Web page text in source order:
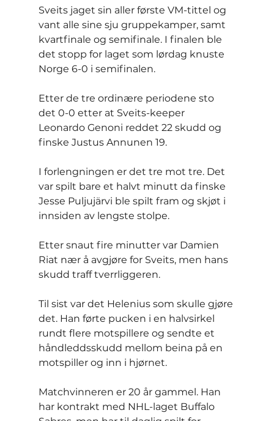
Sveits jaget sin aller første VM-tittel og
vant alle sine sju gruppekamper, samt
kvartfinale og semifinale. I finalen ble
det stopp for laget som lørdag knuste
Norge 6-0 i semifinalen.
Etter de tre ordinære periodene sto
det 0-0 etter at Sveits-keeper
Leonardo Genoni reddet 22 skudd og
finske Justus Annunen 19.
I forlengningen er det tre mot tre. Det
var spilt bare et halvt minutt da finske
Jesse Puljujärvi ble spilt fram og skjøt i
innsiden av lengste stolpe.
Etter snaut fire minutter var Damien
Riat nær å avgjøre for Sveits, men hans
skudd traff tverrliggeren.
Til sist var det Helenius som skulle gjøre
det. Han førte pucken i en halvsirkel
rundt flere motspillere og sendte et
håndleddsskudd mellom beina på en
motspiller og inn i hjørnet.
Matchvinneren er 20 år gammel. Han
har kontrakt med NHL-laget Buffalo